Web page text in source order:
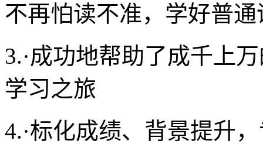
不再怕读不准，学好普
3.·成功地帮助了成千上
学习之旅
4.·标化成绩、背景提升